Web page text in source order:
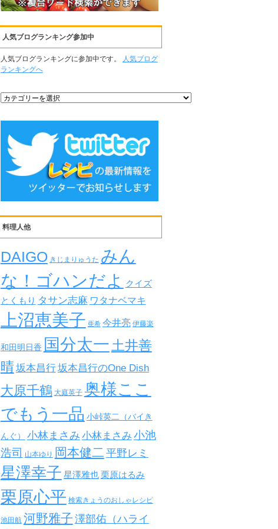
人気ブログランキング参加中
人気ブログランキングに参加中です。
人気ブログ
ランキングへ
料理人他
DAIGO きじまりゅうた みん
な！ゴハンだよ
クイズ
とくもり タサン志麻 ワタナベマキ
上沼恵美子 亜希 今井亮 伊藤楽
和田明日香 国分太一土井善
晴坂本昌行坂本昌行のOne Dish
大原千鶴 大庭英子 奥様ここ
でもう一品 小峠英二（バイき
んぐ） 小林まさみ 小林まさみ 小池
浩司 山本ゆり 岡本健二 平野レミ
星澤幸子 星澤雅也 栗原はるみ
栗原心平 検索きょうのおしゃレシピ
池田航 河野雅子 澤部佑（ハライ